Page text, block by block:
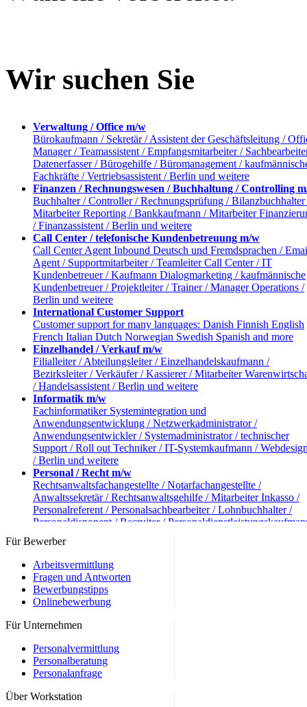
Wir suchen Sie
Verwaltung / Office m/w
Bürokaufmann / Sekretär / Assistent der Geschäftsleitung /
Manager / Teamassistent / Empfangsmitarbeiter /
Datenerfasser / Bürogehilfe / Büromanagement /
Fachkräfte / Vertriebsassistent / Berlin und weitere
Finanzen / Rechnungswesen / Buchhaltung / Controlling
Buchhalter / Controller / Rechnungsprüfung / Bilanzbuchhalter
Mitarbeiter Reporting / Bankkaufmann / Mitarbeiter
/ Finanzassistent / Berlin und weitere
Call Center / telefonische Kundenbetreuung m/w
Call Center Agent Inbound Deutsch und Fremdsprachen /
Agent / Supportmitarbeiter / Teamleiter Call Center / IT
Kundenbetreuer / Kaufmann Dialogmarketing / kaufmännische
Kundenbetreuer / Projektleiter / Trainer / Manager Operations /
Berlin und weitere
International Customer Support
Customer support for many languages: Danish Finnish English
French Italian Dutch Norwegian Swedish Spanish and more
Einzelhandel / Verkauf m/w
Filialleiter / Abteilungsleiter / Einzelhandelskaufmann /
Bezirksleiter / Verkäufer / Kassierer / Mitarbeiter
/ Handelsassistent / Berlin und weitere
Informatik m/w
Fachinformatiker Systemintegration und
Anwendungsentwicklung / Netzwerkadministrator /
Anwendungsentwickler / Systemadministrator / technischer
Support / Roll out Techniker / IT-Systemkaufmann /
/ Berlin und weitere
Personal / Recht m/w
Rechtsanwaltsfachangestellte / Notarfachangestellte /
Anwaltssekretär / Rechtsanwaltsgehilfe / Mitarbeiter Inkasso /
Personalreferent / Personalsachbearbeiter / Lohnbuchhalter /
Personaldisponent / Recruiter /
Reise und Tourismus m/w
Reiseverkehrskaufmann / Kaufmann Tourismus und Freizeit /
Hotelkaufmann / Hotelfachmann / Servicekraft / Webtravel
/ Servicekräfte / Berlin und weitere
andere Berufe m/w
Industriekaufmann / Verlagskaufmann / Einkäufer /
Immobilienkaufmann / Speditionskaufmann / Mediengestalter /
Für Bewerber
Arbeitsvermittlung
Fragen und Antworten
Bewerbungstipps
Onlinebewerbung
Für Unternehmen
Personalvermittlung
Personalberatung
Personalanfrage
Über Workstation